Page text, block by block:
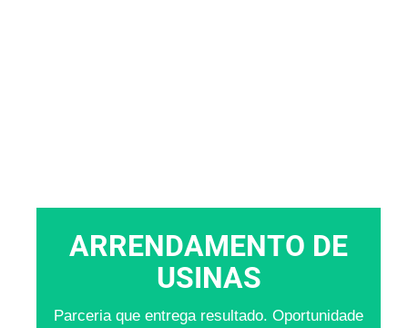
ARRENDAMENTO DE
USINAS
Parceria que entrega resultado. Oportunidade